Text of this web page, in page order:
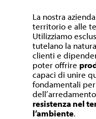
La nostra
territorio e alle
Utilizziamo
tutelano la
clienti e
poter offrire
capaci di unire
fondamentali
resistenza nel
l’ambiente.